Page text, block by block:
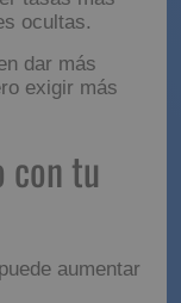
ocultas.
o